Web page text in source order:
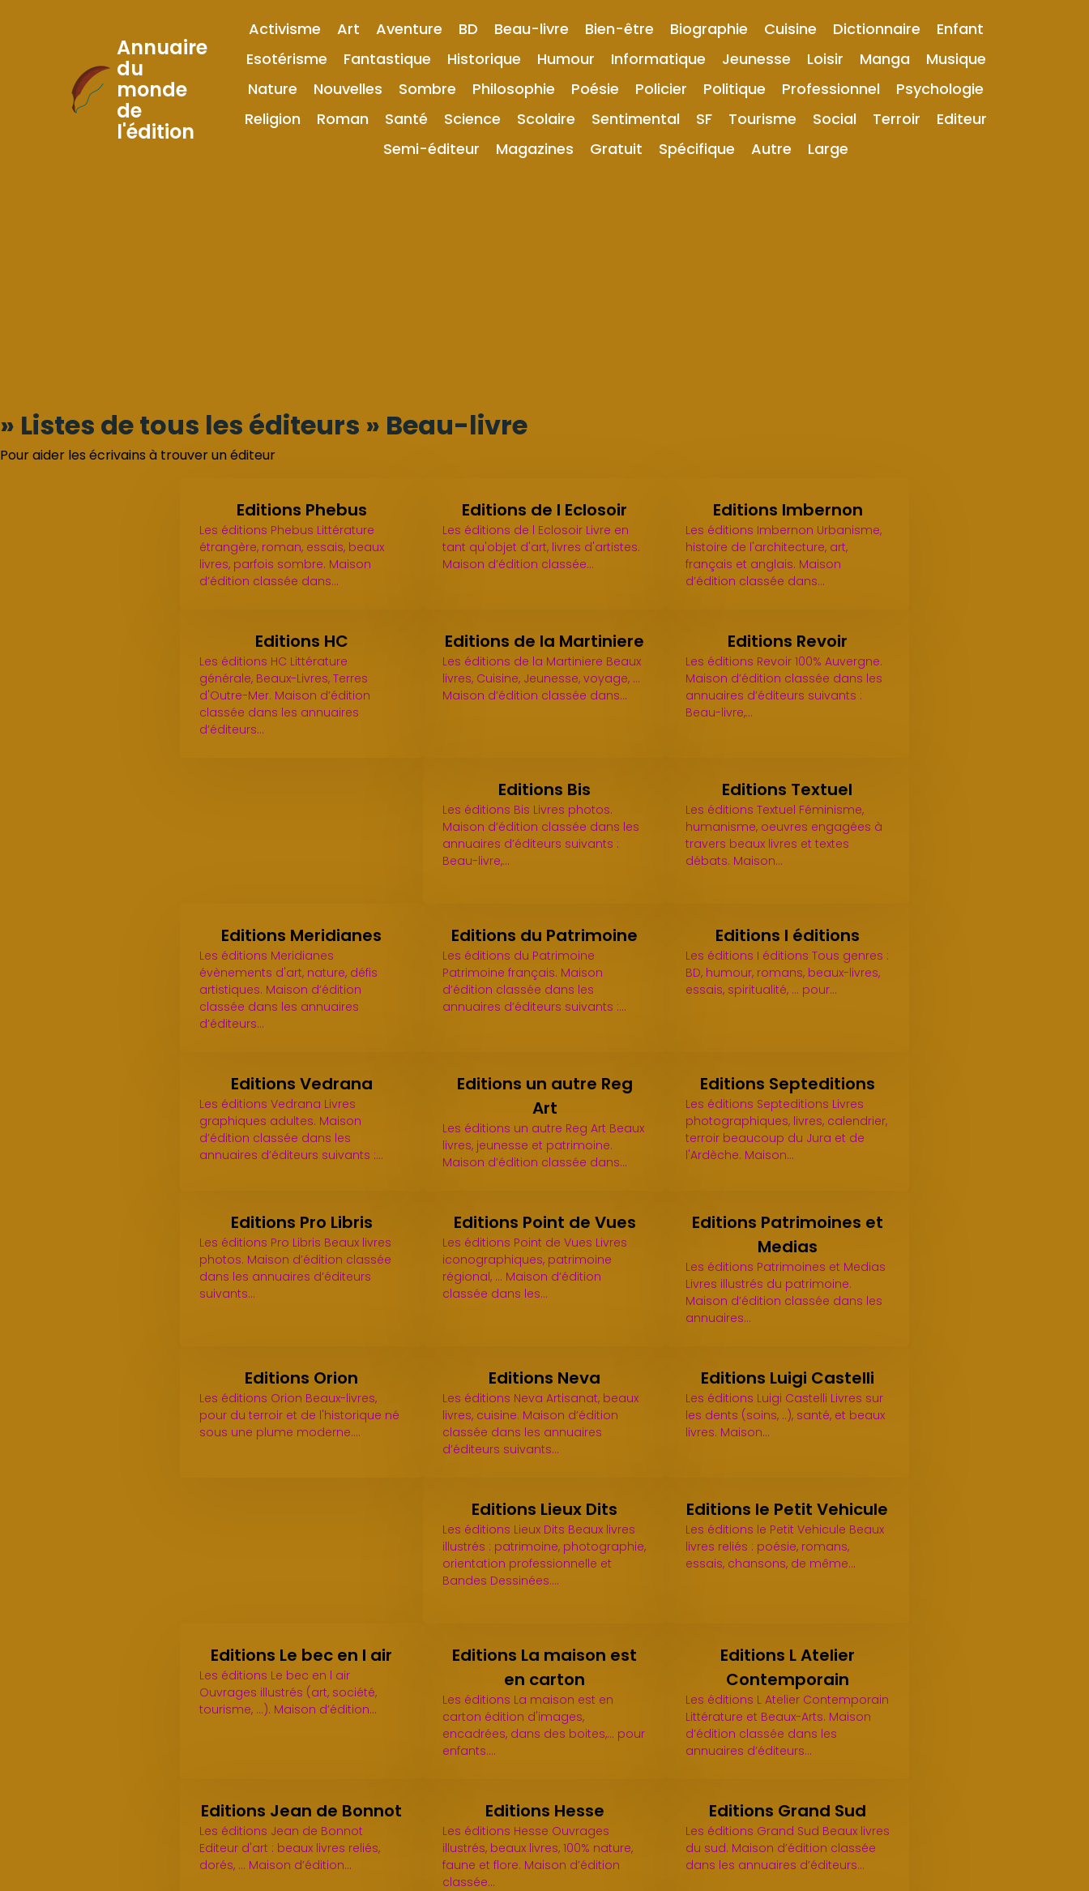
Skip
to
Content
Annuaire
du
monde
de
l'édition
Activisme Art Aventure BD Beau-livre Bien-être Biographie Cuisine Dictionnaire
Enfant
Esotérisme
Fantastique Historique Humour Informatique Jeunesse Loisir Manga
Musique
Nature
Nouvelles Sombre Philosophie Poésie Policier Politique Professionnel
Psychologie
Religion
Roman Santé Science Scolaire Sentimental SF Tourisme Social Terroir
Editeur
Semi-éditeur
Magazines Gratuit Spécifique Autre Large
» Listes de tous les éditeurs » Beau-livre
Pour aider les écrivains à trouver un éditeur
Editions Phebus
Les éditions Phebus Littérature
étrangère, roman, essais, beaux
livres, parfois sombre. Maison
d’édition classée dans…
Editions de l Eclosoir
Les éditions de l Eclosoir Livre en
tant qu'objet d'art, livres d'artistes.
Maison d’édition classée…
Editions Imbernon
Les éditions Imbernon Urbanisme,
histoire de l'architecture, art,
français et anglais. Maison
d’édition classée dans…
Editions HC
Les éditions HC Littérature
générale, Beaux-Livres, Terres
d'Outre-Mer. Maison d’édition
classée dans les annuaires
d’éditeurs…
Editions de la Martiniere
Les éditions de la Martiniere Beaux
livres, Cuisine, Jeunesse, voyage, ...
Maison d’édition classée dans…
Editions Revoir
Les éditions Revoir 100% Auvergne.
Maison d’édition classée dans les
annuaires d’éditeurs suivants :
Beau-livre,…
Editions Bis
Les éditions Bis Livres photos.
Maison d’édition classée dans les
annuaires d’éditeurs suivants :
Beau-livre,…
Editions Textuel
Les éditions Textuel Féminisme,
humanisme, oeuvres engagées à
travers beaux livres et textes
débats. Maison…
Editions Meridianes
Les éditions Meridianes
évènements d'art, nature, défis
artistiques. Maison d’édition
classée dans les annuaires
d’éditeurs…
Editions du Patrimoine
Les éditions du Patrimoine
Patrimoine français. Maison
d’édition classée dans les
annuaires d’éditeurs suivants :…
Editions I éditions
Les éditions I éditions Tous genres :
BD, humour, romans, beaux-livres,
essais, spiritualité, ... pour…
Editions Vedrana
Les éditions Vedrana Livres
graphiques adultes. Maison
d’édition classée dans les
annuaires d’éditeurs suivants :…
Editions un autre Reg
Art
Les éditions un autre Reg Art Beaux
livres, jeunesse et patrimoine.
Maison d’édition classée dans…
Editions Septeditions
Les éditions Septeditions Livres
photographiques, livres, calendrier,
terroir beaucoup du Jura et de
l'Ardèche. Maison…
Editions Pro Libris
Les éditions Pro Libris Beaux livres
photos. Maison d’édition classée
dans les annuaires d’éditeurs
suivants…
Editions Point de Vues
Les éditions Point de Vues Livres
iconographiques, patrimoine
régional, ... Maison d’édition
classée dans les…
Editions Patrimoines et
Medias
Les éditions Patrimoines et Medias
Livres illustrés du patrimoine.
Maison d’édition classée dans les
annuaires…
Editions Orion
Les éditions Orion Beaux-livres,
pour du terroir et de l'historique né
sous une plume moderne.…
Editions Neva
Les éditions Neva Artisanat, beaux
livres, cuisine. Maison d’édition
classée dans les annuaires
d’éditeurs suivants…
Editions Luigi Castelli
Les éditions Luigi Castelli Livres sur
les dents (soins, ..), santé, et beaux
livres. Maison…
Editions Lieux Dits
Les éditions Lieux Dits Beaux livres
illustrés : patrimoine, photographie,
orientation professionnelle et
Bandes Dessinées.…
Editions le Petit Vehicule
Les éditions le Petit Vehicule Beaux
livres reliés : poésie, romans,
essais, chansons, de même…
Editions Le bec en l air
Les éditions Le bec en l air
Ouvrages illustrés (art, société,
tourisme, ...). Maison d’édition…
Editions La maison est
en carton
Les éditions La maison est en
carton édition d'images,
encadrées, dans des boites,... pour
enfants.…
Editions L Atelier
Contemporain
Les éditions L Atelier Contemporain
Littérature et Beaux-Arts. Maison
d’édition classée dans les
annuaires d’éditeurs…
Editions Jean de Bonnot
Les éditions Jean de Bonnot
Editeur d'art : beaux livres reliés,
dorés, ... Maison d’édition…
Editions Hesse
Les éditions Hesse Ouvrages
illustrés, beaux livres, 100% nature,
faune et flore. Maison d’édition
classée…
Editions Grand Sud
Les éditions Grand Sud Beaux livres
du sud. Maison d’édition classée
dans les annuaires d’éditeurs…